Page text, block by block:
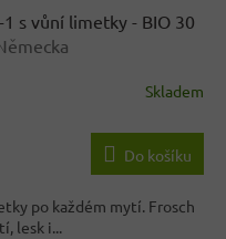
s vůní limetky - BIO 30
Skladem
Do košíku
po každém mytí. Frosch
lesk i...